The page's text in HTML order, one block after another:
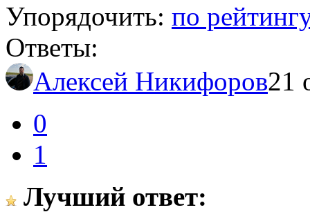
Упорядочить: по
Ответы:
Алексей Никифоров21
0
1
Лучший ответ: